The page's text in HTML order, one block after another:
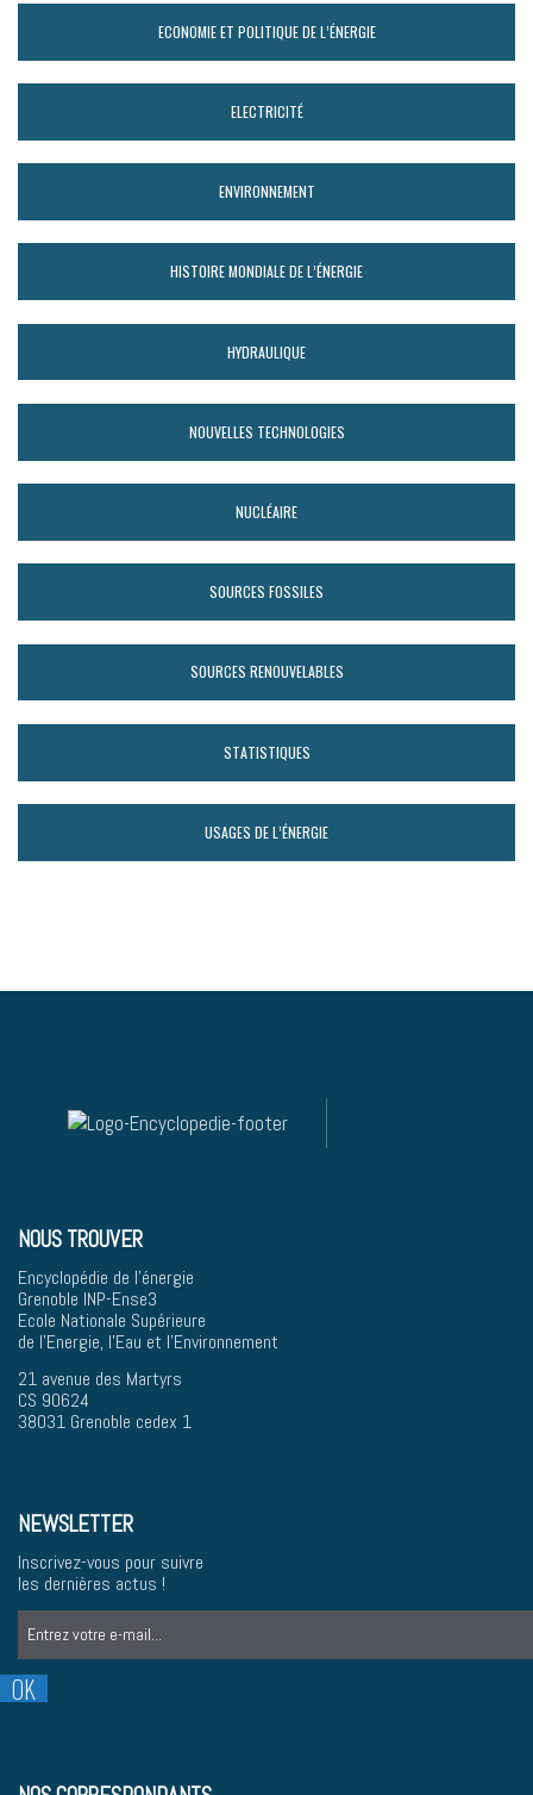
ECONOMIE ET POLITIQUE DE L’ÉNERGIE
ELECTRICITÉ
ENVIRONNEMENT
HISTOIRE MONDIALE DE L’ÉNERGIE
HYDRAULIQUE
NOUVELLES TECHNOLOGIES
NUCLÉAIRE
SOURCES FOSSILES
SOURCES RENOUVELABLES
STATISTIQUES
USAGES DE L’ÉNERGIE
NOUS TROUVER
Encyclopédie de l'énergie
Grenoble INP-Ense3
Ecole Nationale Supérieure
de l'Energie, l'Eau et l'Environnement
21 avenue des Martyrs
CS 90624
38031 Grenoble cedex 1
NEWSLETTER
Inscrivez-vous pour suivre
les dernières actus !